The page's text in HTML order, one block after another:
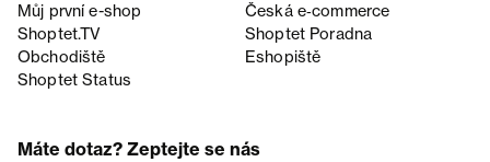
Můj první e-shop
Česká e‑commerce
Shoptet.TV
Shoptet Poradna
Obchodiště
Eshopiště
Shoptet Status
Máte dotaz? Zeptejte se nás